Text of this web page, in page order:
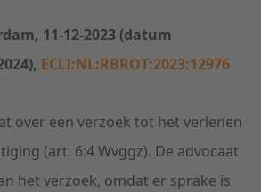
11-12-2023 (datum
ECLI:NL:RBROT:2023:12976
over een verzoek tot het verlenen
(art. 6:4 Wvggz). De advocaat
het verzoek, omdat er sprake is